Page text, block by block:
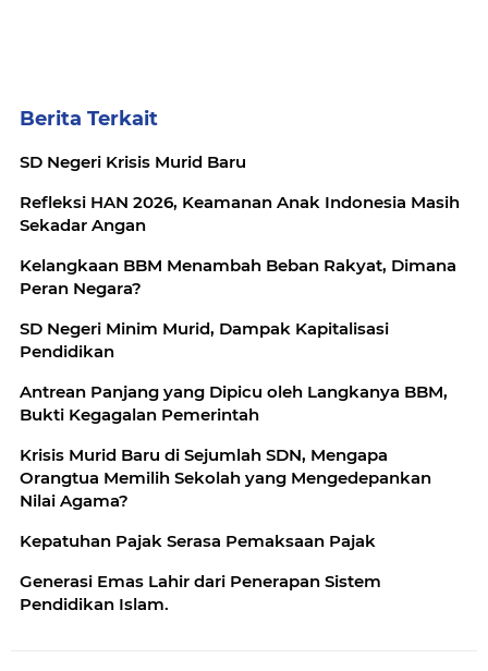
Berita Terkait
SD Negeri Krisis Murid Baru
Refleksi HAN 2026, Keamanan Anak Indonesia Masih
Sekadar Angan
Kelangkaan BBM Menambah Beban Rakyat, Dimana
Peran Negara?
SD Negeri Minim Murid, Dampak Kapitalisasi
Pendidikan
Antrean Panjang yang Dipicu oleh Langkanya BBM,
Bukti Kegagalan Pemerintah
Krisis Murid Baru di Sejumlah SDN, Mengapa
Orangtua Memilih Sekolah yang Mengedepankan
Nilai Agama?
Kepatuhan Pajak Serasa Pemaksaan Pajak
Generasi Emas Lahir dari Penerapan Sistem
Pendidikan Islam.